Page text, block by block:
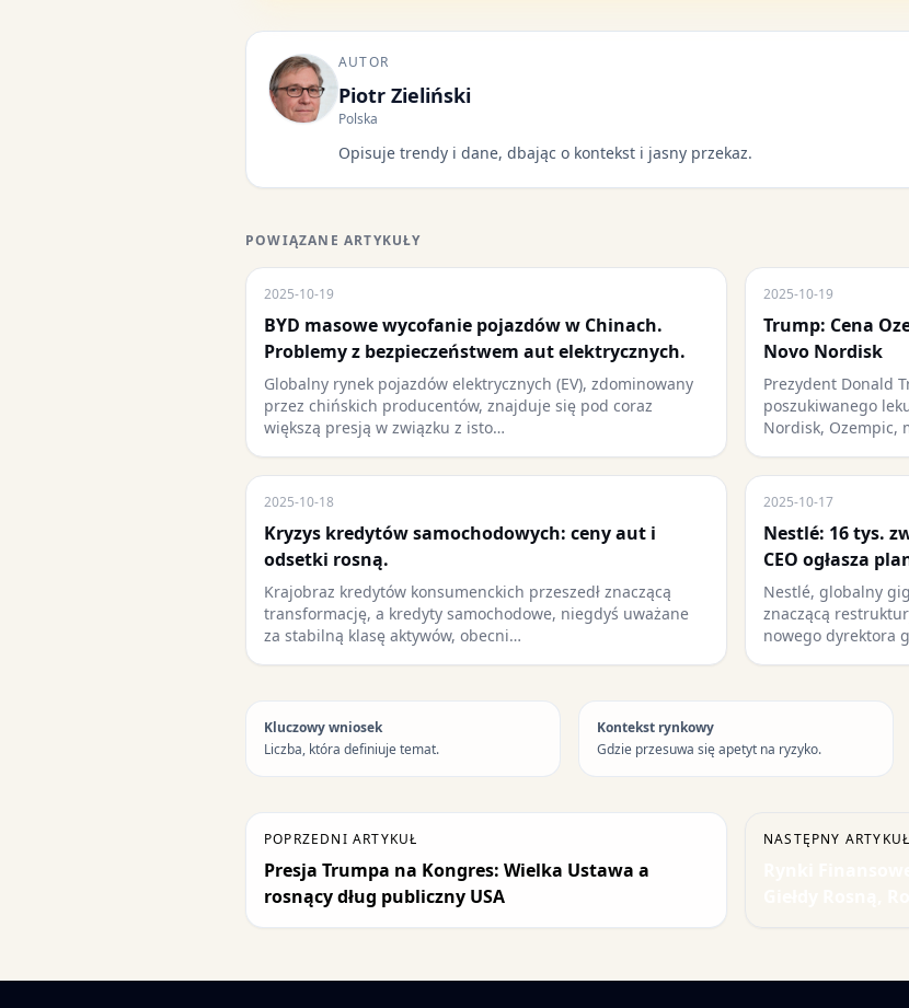
AUTOR
Piotr Zieliński
Polska
Opisuje trendy i dane, dbając o kontekst i jasny przekaz.
POWIĄZANE ARTYKUŁY
2025-10-19
BYD masowe wycofanie pojazdów w Chinach.
Problemy z bezpieczeństwem aut elektrycznych.
Globalny rynek pojazdów elektrycznych (EV), zdominowany
przez chińskich producentów, znajduje się pod coraz
większą presją w związku z isto…
2025-10-19
Trump: Cena
Novo Nordisk
Prezydent Donald
poszukiwanego
Nordisk, Ozempic,
2025-10-18
Kryzys kredytów samochodowych: ceny aut i
odsetki rosną.
Krajobraz kredytów konsumenckich przeszedł znaczącą
transformację, a kredyty samochodowe, niegdyś uważane
za stabilną klasę aktywów, obecni…
2025-10-17
Nestlé: 16 tys.
CEO ogłasza
Nestlé, globalny
znaczącą
nowego dyrektora
Kluczowy wniosek
Liczba, która definiuje temat.
Kontekst rynkowy
Gdzie przesuwa się apetyt na ryzyko.
POPRZEDNI ARTYKUŁ
Presja Trumpa na Kongres: Wielka Ustawa a
rosnący dług publiczny USA
NASTĘPNY ARTYKUŁ